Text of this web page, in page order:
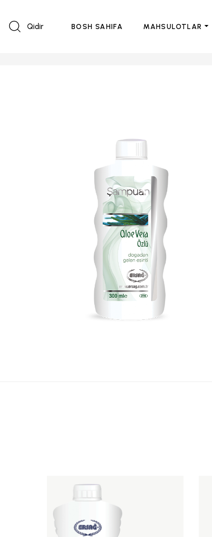
Qidir BOSH SAHIFA MAHSULOTLAR